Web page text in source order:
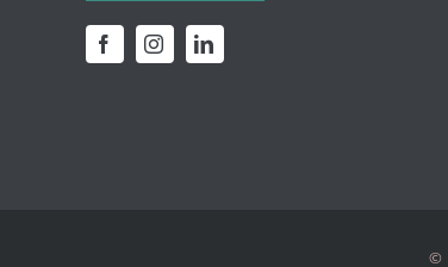
©